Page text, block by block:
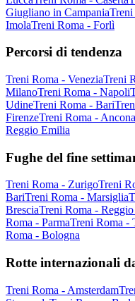
Giugliano in CampaniaTreni
ImolaTreni Roma - Forlì
Percorsi di tendenza
Treni Roma - VeneziaTreni
MilanoTreni Roma - Napoli
UdineTreni Roma - Bari
FirenzeTreni Roma - Ancona
Reggio Emilia
Fughe del fine
Treni Roma - ZurigoTreni
BariTreni Roma - Marsiglia
BresciaTreni Roma -
Roma - ParmaTreni Roma -
Roma - Bologna
Rotte internazionali
Treni Roma - Amsterdam